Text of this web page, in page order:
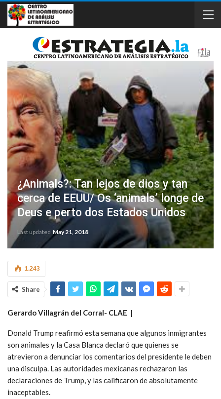
¿Animals?: Tan lejos de dios y tan
cerca de EEUU/ Os ‘animals’ longe de
Deus e perto dos Estados Unidos
Last updated May 21, 2018
1.243
Share
Gerardo Villagrán del Corral- CLAE |
Donald Trump reafirmó esta semana que algunos inmigrantes
son animales y la Casa Blanca declaró que quienes se
atrevieron a denunciar los comentarios del presidente le deben
una disculpa. Las autoridades mexicanas rechazaron las
declaraciones de Trump, y las calificaron de absolutamente
inaceptables.